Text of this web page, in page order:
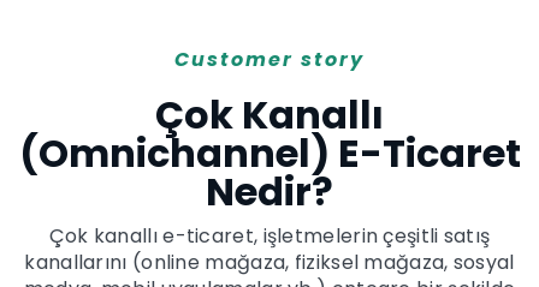
Customer story
Çok Kanallı
(Omnichannel) E-Ticaret
Nedir?
Çok kanallı e-ticaret, işletmelerin çeşitli satış
kanallarını (online mağaza, fiziksel mağaza, sosyal